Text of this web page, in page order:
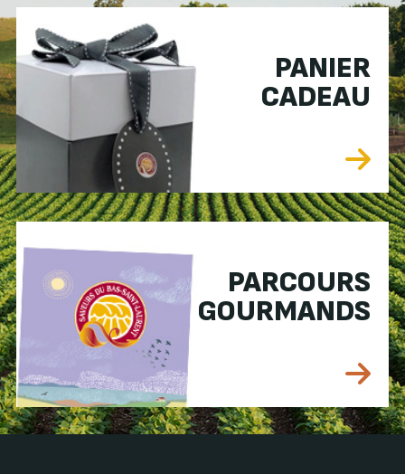
PANIER
CADEAU
PARCOURS
GOURMANDS